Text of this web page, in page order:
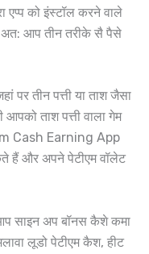
एप्प को इंस्टॉल करने वाले
अत: आप तीन तरीके सै पैसे
पर तीन पत्ती या ताश जैसा
ताश पत्ती वाला गेम
Cash Earning App
हैं और अपने पेटीएम वॉलेट
साइन अप बॉनस कैशे कमा
लूडो पेटीएम कैश, हीट